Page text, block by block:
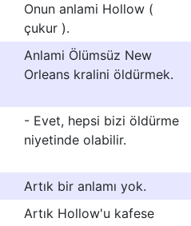
Onun anlami Hollow (
çukur ).
Anlami Ölümsüz New
Orleans kralini öldürmek.
- Evet, hepsi bizi öldürme
niyetinde olabilir.
Artık bir anlamı yok.
Artık Hollow'u kafese